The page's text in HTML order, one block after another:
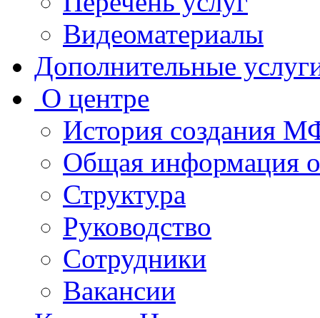
Видеоматериалы
Дополнительные
О центре
История создания
Общая
Структура
Руководство
Сотрудники
Вакансии